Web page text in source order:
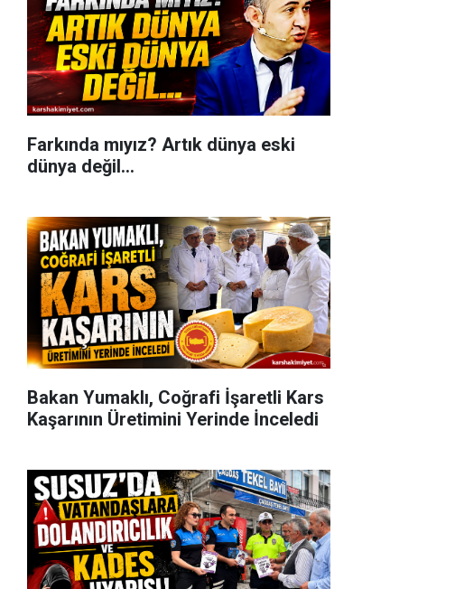
Farkında mıyız? Artık dünya eski
dünya değil...
Bakan Yumaklı, Coğrafi İşaretli Kars
Kaşarının Üretimini Yerinde İnceledi